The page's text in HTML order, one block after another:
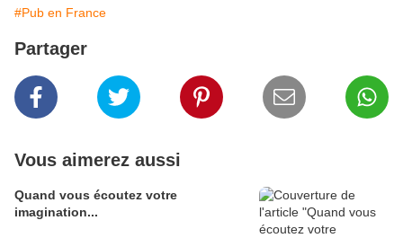
#Pub en France
Partager
Vous aimerez aussi
Quand vous écoutez votre
imagination...